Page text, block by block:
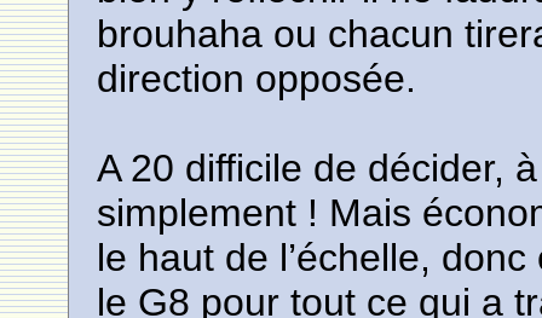
brouhaha ou chacun
direction opposée.
A 20 difficile de décider,
simplement ! Mais
le haut de l’échelle,
le G8 pour tout ce qui a